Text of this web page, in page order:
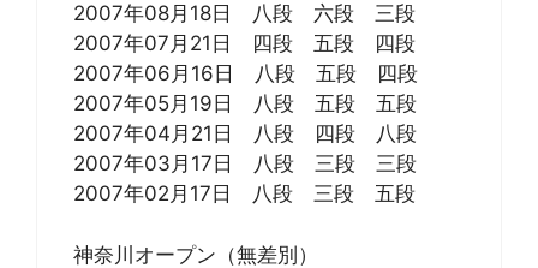
2007年08月18日 八段 六段 三段
2007年07月21日 四段 五段 四段
2007年06月16日 八段 五段 四段
2007年05月19日 八段 五段 五段
2007年04月21日 八段 四段 八段
2007年03月17日 八段 三段 三段
2007年02月17日 八段 三段 五段
神奈川オープン（無差別）